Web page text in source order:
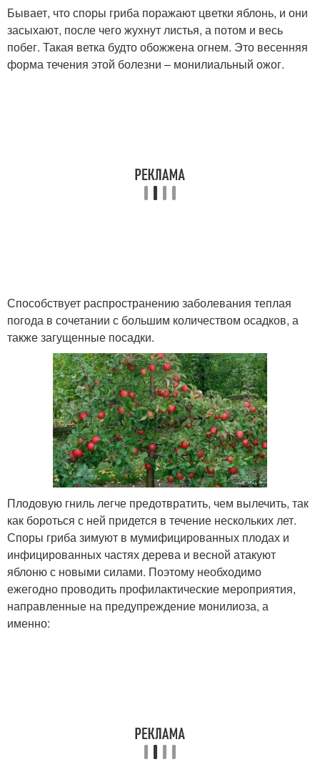
Бывает, что споры гриба поражают цветки яблонь, и они
засыхают, после чего жухнут листья, а потом и весь
побег. Такая ветка будто обожжена огнем. Это весенняя
форма течения этой болезни – монилиальный ожог.
Способствует распространению заболевания теплая
погода в сочетании с большим количеством осадков, а
также загущенные посадки.
Плодовую гниль легче предотвратить, чем вылечить, так
как бороться с ней придется в течение нескольких лет.
Споры гриба зимуют в мумифицированных плодах и
инфицированных частях дерева и весной атакуют
яблоню с новыми силами. Поэтому необходимо
ежегодно проводить профилактические мероприятия,
направленные на предупреждение монилиоза, а
именно: